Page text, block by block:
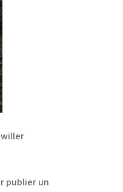
publier un